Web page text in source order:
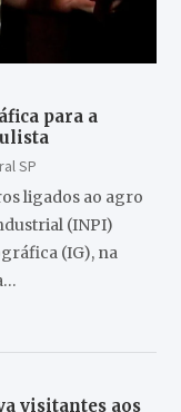
para a
SP
ligados ao agro
(INPI)
(IG), na
visitantes aos